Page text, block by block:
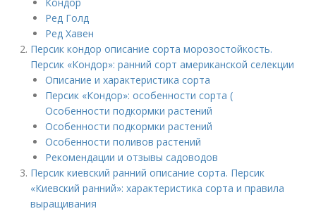
Ред Голд
Ред Хавен
Персик кондор описание сорта морозостойкость.
Персик «Кондор»: ранний сорт американской селекции
Описание и характеристика сорта
Персик «Кондор»: особенности сорта (
Особенности подкормки растений
Особенности подкормки растений
Особенности поливов растений
Рекомендации и отзывы садоводов
Персик киевский ранний описание сорта. Персик
«Киевский ранний»: характеристика сорта и правила
выращивания